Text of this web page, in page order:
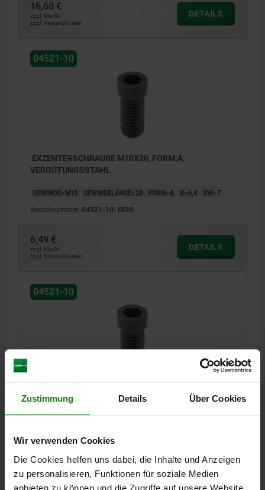
Zustimmung Details Über Cookies
Wir verwenden Cookies
Die Cookies helfen uns dabei, die Inhalte und Anzeigen
zu personalisieren, Funktionen für soziale Medien
anbieten zu können und die Zugriffe auf unsere Website
16,60 €
zzgl. MwSt.
zzgl. Versandkosten
DETAILS
04521-10
EXZENTERSCHRAUBE M10X20, FORM:A,
VERGÜTUNGSSTAHL
GEWINDE=M10 GEWINDELÄNGE=20 FORM=A K=6,4 SW=7
Bestellnummer: 04521-10-1020
6,49 €
zzgl. MwSt.
zzgl. Versandkosten
DETAILS
04521-10
VERGÜTUNGSSTAHL
Bestellnummer:04521-10-1624
24,15 €
DETAILS